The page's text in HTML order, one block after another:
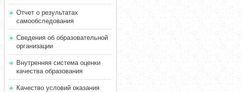
Отчет о результатах
самообследования
Сведения об образовательной
организации
Внутренняя система оценки
качества образования
Качество условий оказания